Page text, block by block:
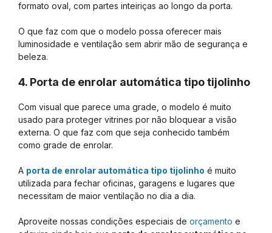
formato oval, com partes inteiriças ao longo da porta.
O que faz com que o modelo possa oferecer mais
luminosidade e ventilação sem abrir mão de segurança e
beleza.
4. Porta de enrolar automática tipo tijolinho
Com visual que parece uma grade, o modelo é muito
usado para proteger vitrines por não bloquear a visão
externa. O que faz com que seja conhecido também
como grade de enrolar.
A porta de enrolar automática tipo tijolinho é muito
utilizada para fechar oficinas, garagens e lugares que
necessitam de maior ventilação no dia a dia.
Aproveite nossas condições especiais de orçamento e